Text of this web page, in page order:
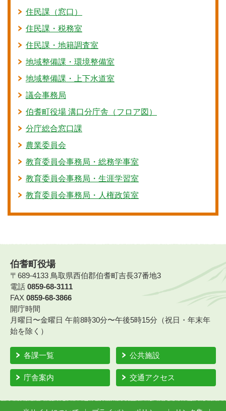
住民課（窓口）
住民課・税務室
住民課・地籍調査室
地域整備課・環境整備室
地域整備課・上下水道室
議会事務局
伯耆町役場 溝口分庁舎（フロア図）
分庁総合窓口課
農業委員会
教育委員会事務局・総務学事室
教育委員会事務局・生涯学習室
教育委員会事務局・人権政策室
伯耆町役場
〒689-4133 鳥取県西伯郡伯耆町吉長37番地3
電話 0859-68-3111
FAX 0859-68-3866
開庁時間
月曜日〜金曜日 午前8時30分〜午後5時15分（祝日・年末年
始を除く）
各課一覧 公共施設
庁舎案内 交通アクセス